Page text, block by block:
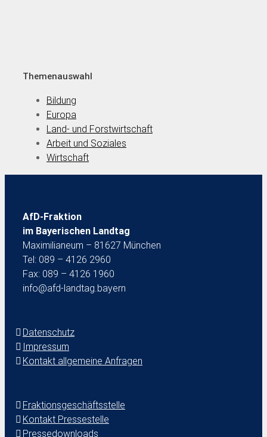
Themenauswahl
Bildung
Europa
Land- und Forstwirtschaft
Arbeit und Soziales
Wirtschaft
AfD-Fraktion
im Bayerischen Landtag
Maximilianeum – 81627 München
Tel: 089 – 4126 2960
Fax: 089 – 4126 1960
info@afd-landtag.bayern
Datenschutz
Impressum
Kontakt allgemeine Anfragen
Fraktionsgeschäftsstelle
Kontakt Pressestelle
Pressedownloads